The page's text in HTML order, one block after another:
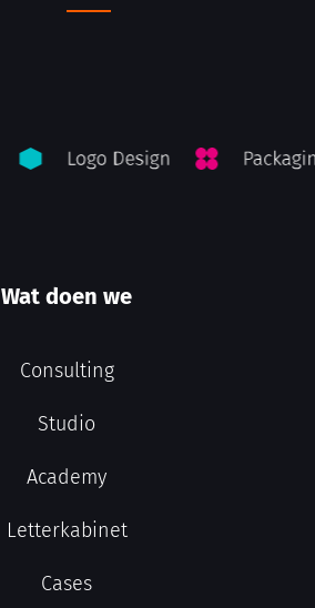
Wat doen we
Consulting
Studio
Academy
Letterkabinet
Cases